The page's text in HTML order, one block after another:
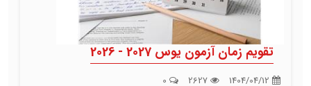
تقویم زمان آزمون یوس 2027 - 2026